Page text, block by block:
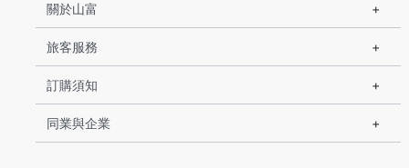
關於山富
旅客服務
訂購須知
同業與企業